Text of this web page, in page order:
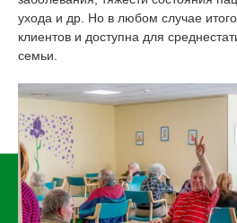
ухода и др. Но в любом случае
клиентов и доступна для
семьи.